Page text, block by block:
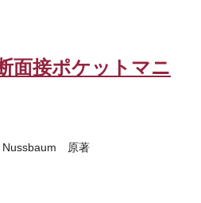
面接ポケットマニ
Nussbaum 原著